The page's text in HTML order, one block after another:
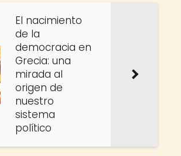
El nacimiento
de la
democracia en
Grecia: una
mirada al
origen de
nuestro
sistema
político